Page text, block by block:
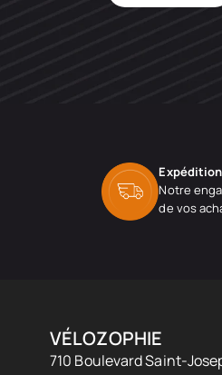
Notre
de vos
VÉLOZOPHIE
710 Boulevard Saint-